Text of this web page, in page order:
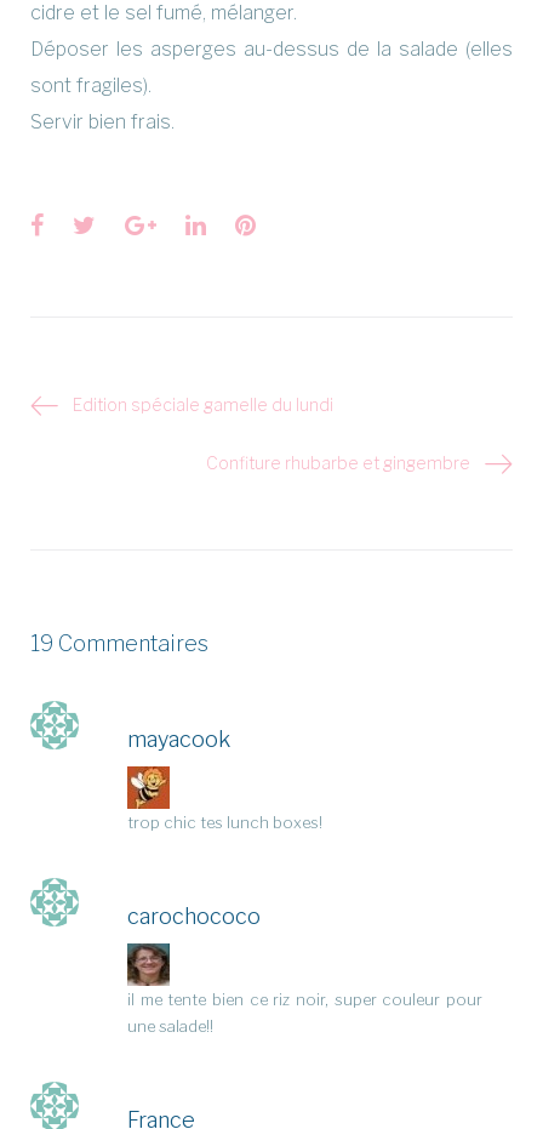
cidre et le sel fumé, mélanger.
Déposer les asperges au-dessus de la salade (elles
sont fragiles).
Servir bien frais.
Facebook
TwitterGoogle+
LinkedInPinterest
Navigation
de
Edition spéciale gamelle du lundi
Confiture rhubarbe et gingembre
19 Commentaires
mayacook
trop chic tes lunch boxes!
carochococo
il me tente bien ce riz noir, super couleur pour
une salade!!
France